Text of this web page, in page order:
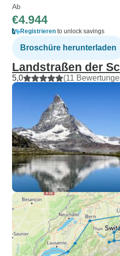
Ab
€4.944
Registrieren to unlock savings
Broschüre herunterladen
Landstraßen der
5,0 (11